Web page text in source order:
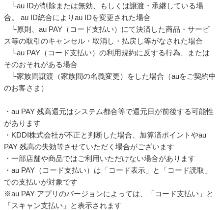
└au IDが削除または無効、もしくは譲渡・承継している場
合。 au ID統合によりau IDを変更された場合
└原則、au PAY（コード支払い）にて決済した商品・サービ
ス等の取引のキャンセル・取消し・払戻し等がなされた場合
└au PAY（コード支払い）の利用規約に反する行為、または
そのおそれがある場合
└家族間譲渡（家族間の名義変更）をした場合（auをご契約中
のお客さま）
・au PAY 残高還元はシステム都合等で還元日が前後する可能性
があります
・KDDI株式会社が不正と判断した場合、加算済ポイントやau
PAY 残高の失効等させていただく場合がございます
・一部店舗や商品ではご利用いただけない場合があります
・au PAY（コード支払い）は「コード表示」と「コード読取」
での支払いが対象です
※au PAY アプリのバージョンによっては、「コード支払い」と
「スキャン支払い」と表示されます